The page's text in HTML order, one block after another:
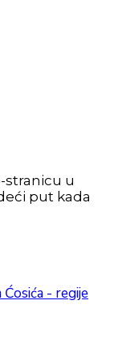
stranicu u
put kada
- regije